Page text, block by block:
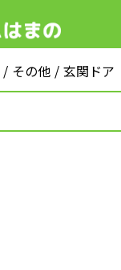
その他 玄関ドア